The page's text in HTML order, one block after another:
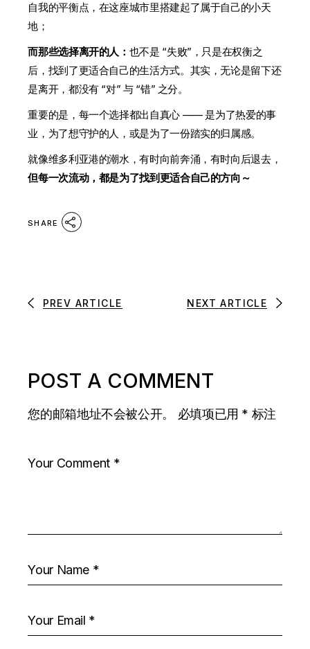
自我的平衡点，在这座城市里搭建起了属于自己的小天
地；
而那些选择离开的人： 也不是 “失败”，只是在权衡之
后，找到了更适合自己的生活方式。其实，无论是留下还
是离开，都没有 “对” 与 “错” 之分。
重要的是，每一个选择都出自真心 —— 是为了热爱的事
业，为了想守护的人，或是为了一份踏实的归属感。
就像维多利亚港的潮水，有时向前奔涌，有时向后退去，
但每一次流动，都是为了找到更适合自己的方向～
SHARE
PREV ARTICLE NEXT ARTICLE
POST A COMMENT
您的邮箱地址不会被公开。 必填项已用 * 标注